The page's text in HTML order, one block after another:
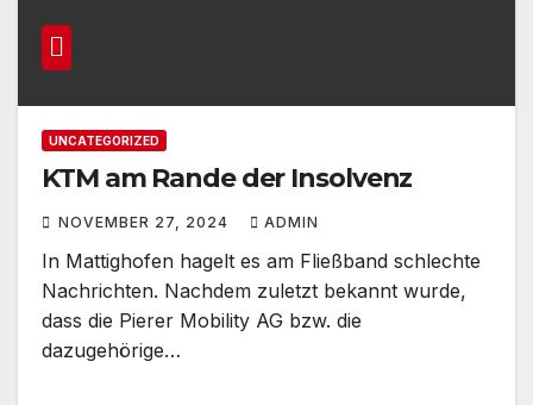
UNCATEGORIZED
KTM am Rande der Insolvenz
NOVEMBER 27, 2024 ADMIN
In Mattighofen hagelt es am Fließband schlechte
Nachrichten. Nachdem zuletzt bekannt wurde,
dass die Pierer Mobility AG bzw. die
dazugehörige…